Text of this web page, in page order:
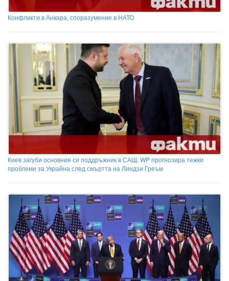
Конфликти в Анкара, споразумение в НАТО
Киев загуби основния си поддръжник в САЩ: WP прогнозира тежки
проблеми за Украйна след смъртта на Линдзи Греъм